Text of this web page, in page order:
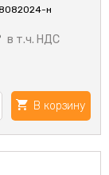
н
в т.ч. НДС
В корзину